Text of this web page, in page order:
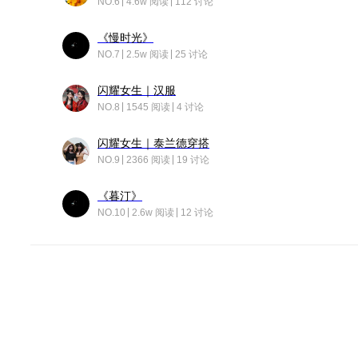
《慢时光》
NO.7 2.5w 阅读 25 讨论
闪耀女生｜汉服
NO.8 1545 阅读 4 讨论
闪耀女生｜泰兰德穿搭
NO.9 2366 阅读 19 讨论
《暮汀》
NO.10 2.6w 阅读 12 讨论